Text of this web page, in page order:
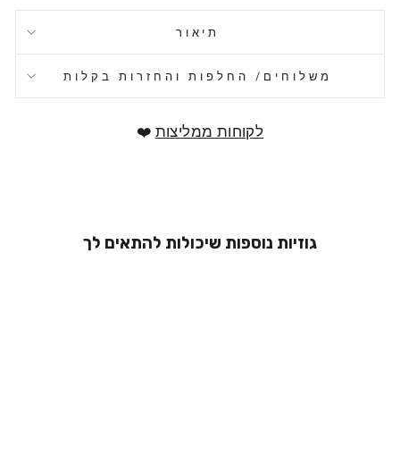
תיאור
משלוחים/ החלפות והחזרות בקלות
לקוחות ממליצות ❤️
גוזיות נוספות שיכולות להתאים לך